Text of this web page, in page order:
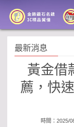
最新消息
黃金借
薦，快
時間：2025/